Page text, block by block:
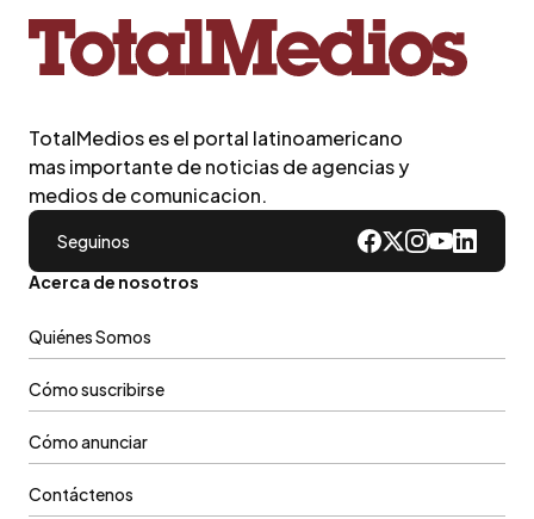
TotalMedios es el portal latinoamericano
mas importante de noticias de agencias y
medios de comunicacion.
Seguinos
Acerca de nosotros
Quiénes Somos
Cómo suscribirse
Cómo anunciar
Contáctenos